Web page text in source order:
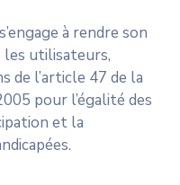
à rendre son
utilisateurs,
de l’article 47 de la
pour l’égalité des
et la